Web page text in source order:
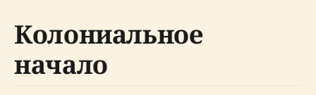
Колониальное
начало